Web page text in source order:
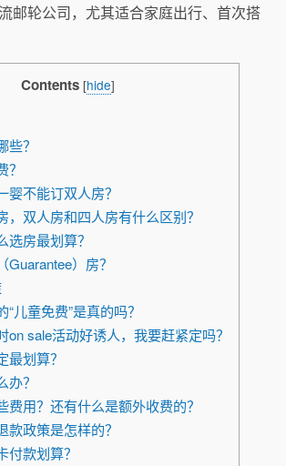
邮轮公司，尤其适合家庭出行、首次搭
Contents [hide]
些？
婴不能订双人房？
，双人房和四人房有什么区别？
选房最划算？
Guarantee）房？
儿童免费”是真的吗？
on sale活动好诱人，我要赶紧定吗？
最划算？
办？
费用？还有什么是额外收费的？
款政策是怎样的？
付款划算？